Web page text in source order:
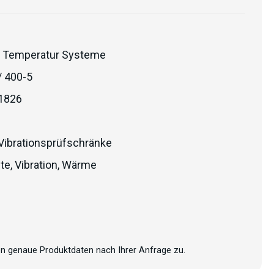
Temperatur Systeme
400-5
,Vibration,Wärme
genaue Produktdaten nach Ihrer Anfrage zu.